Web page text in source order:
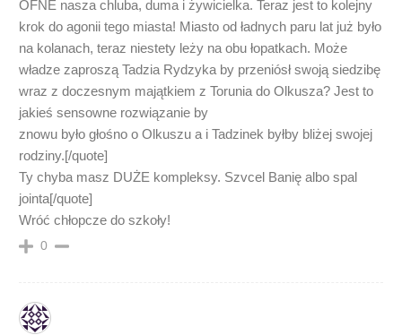
OFNE nasza chluba, duma i żywicielka. Teraz jest to kolejny
krok do agonii tego miasta! Miasto od ładnych paru lat już było
na kolanach, teraz niestety leży na obu łopatkach. Może
władze zaproszą Tadzia Rydzyka by przeniósł swoją siedzibę
wraz z doczesnym majątkiem z Torunia do Olkusza? Jest to
jakieś sensowne rozwiązanie by
znowu było głośno o Olkuszu a i Tadzinek byłby bliżej swojej
rodziny.[/quote]
Ty chyba masz DUŻE kompleksy. Szvcel Banię albo spal
jointa[/quote]
Wróć chłopcze do szkoły!
0